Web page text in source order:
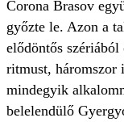
Corona Brasov
győzte le. Azon a
elődöntős
ritmust, háromszor
mindegyik
belelendülő